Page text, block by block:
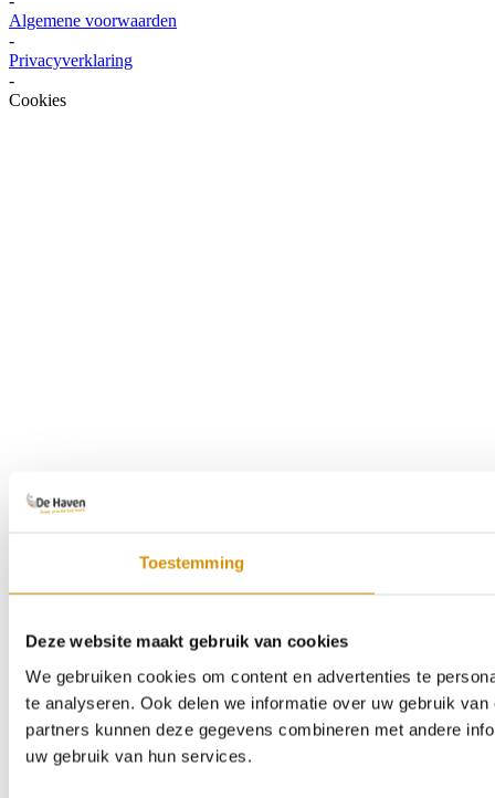
Toestemming
Deze website maakt gebruik van cookies
We gebruiken cookies om content en advertenties te
te analyseren. Ook delen we informatie over uw gebruik
partners kunnen deze gegevens combineren met andere
uw gebruik van hun services.
Algemene voorwaarden
-
Privacyverklaring
-
Cookies